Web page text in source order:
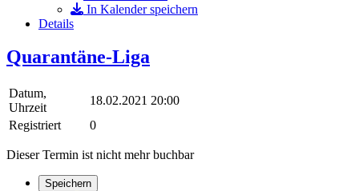
In Kalender speichern
Details
Quarantäne-Liga
Datum,
Uhrzeit
18.02.2021 20:00
Registriert
0
Dieser Termin ist nicht mehr buchbar
Speichern